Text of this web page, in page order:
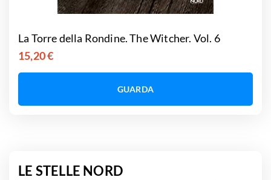
La Torre della Rondine. The Witcher. Vol. 6
15,20 €
GUARDA
LE STELLE NORD